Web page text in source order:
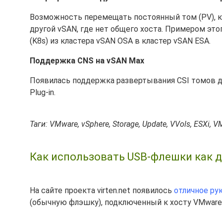
Возможность перемещать постоянный том (PV),
другой vSAN, где нет общего хоста. Примером
(K8s) из кластера vSAN OSA в кластер vSAN ESA.
Поддержка CNS на vSAN Max
Появилась поддержка развертывания CSI томов
Plug-in.
Таги: VMware, vSphere, Storage, Update, VVols, ESXi,
Как использовать USB-флешки как
На сайте проекта virten.net появилось отличное
(обычную флэшку), подключенный к хосту